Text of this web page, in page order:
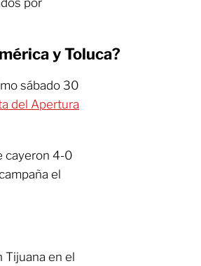
y Toluca?
sábado 30
del Apertura
cayeron 4-0
el
Tijuana en el